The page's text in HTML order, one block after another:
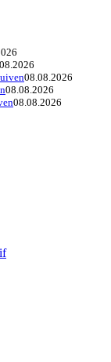
08.08.2026
08.08.2026
08.08.2026